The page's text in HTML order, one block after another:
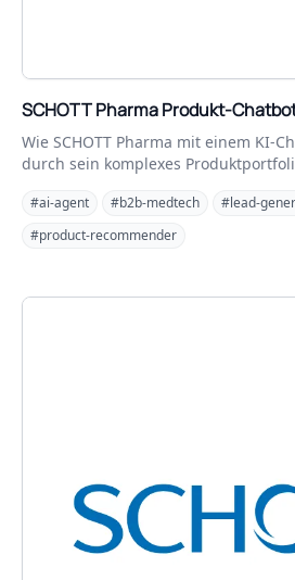
SCHOTT Pharma Produkt-
Wie SCHOTT Pharma mit einem KI-
durch sein komplexes
#ai-agent #b2b-medtech
#lead-
#product-recommender